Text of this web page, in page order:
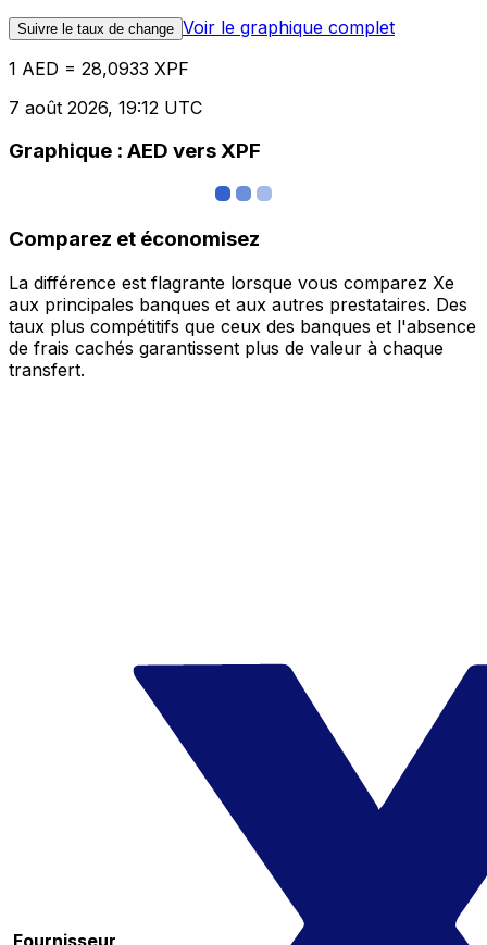
Suivre le taux de change Voir le graphique complet
1 AED = 28,0933 XPF
7 août 2026, 19:12 UTC
Graphique : AED vers XPF
Comparez et économisez
La différence est flagrante lorsque vous comparez Xe
aux principales banques et aux autres prestataires. Des
taux plus compétitifs que ceux des banques et l'absence
de frais cachés garantissent plus de valeur à chaque
transfert.
Fournisseur